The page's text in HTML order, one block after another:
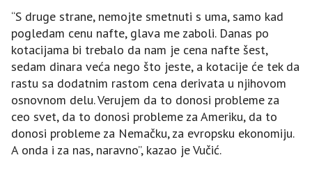
“S druge strane, nemojte smetnuti s uma, samo kad
pogledam cenu nafte, glava me zaboli. Danas po
kotacijama bi trebalo da nam je cena nafte šest,
sedam dinara veća nego što jeste, a kotacije će tek da
rastu sa dodatnim rastom cena derivata u njihovom
osnovnom delu. Verujem da to donosi probleme za
ceo svet, da to donosi probleme za Ameriku, da to
donosi probleme za Nemačku, za evropsku ekonomiju.
A onda i za nas, naravno”, kazao je Vučić.